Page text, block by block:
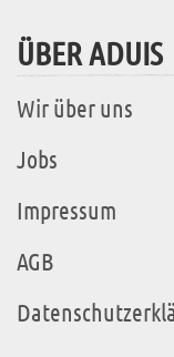
ÜBER ADUIS
Wir über uns
Jobs
Impressum
AGB